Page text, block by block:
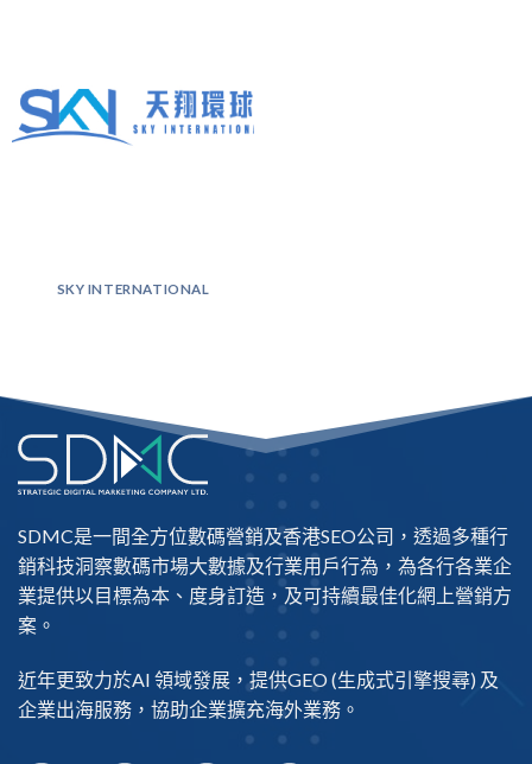
SKY INTERNATIONAL
SDMC是一間全方位數碼營銷及香港SEO公司 ，透過多種行
銷科技洞察數碼市場大數據及行業用戶行為，為各行各業企
業提供以目標為本、度身訂造，及可持續最佳化網上營銷方
案。
近年更致力於AI 領域發展，提供GEO(生成式引擎搜尋) 及
企業出海服務，協助企業擴充海外業務。